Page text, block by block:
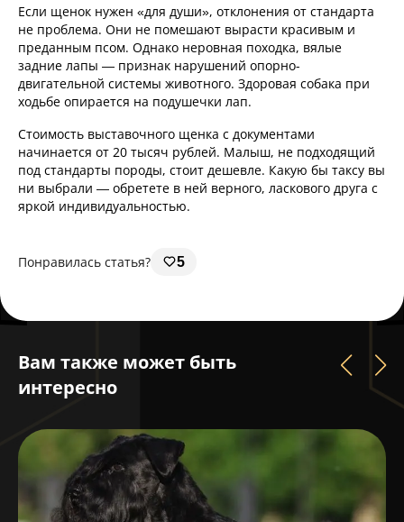
Если щенок нужен «для души», отклонения от стандарта
не проблема. Они не помешают вырасти красивым и
преданным псом. Однако неровная походка, вялые
задние лапы — признак нарушений опорно-
двигательной системы животного. Здоровая собака при
ходьбе опирается на подушечки лап.
Стоимость выставочного щенка с документами
начинается от 20 тысяч рублей. Малыш, не подходящий
под стандарты породы, стоит дешевле. Какую бы таксу вы
ни выбрали — обретете в ней верного, ласкового друга с
яркой индивидуальностью.
Понравилась статья? 5
Вам также может быть
интересно